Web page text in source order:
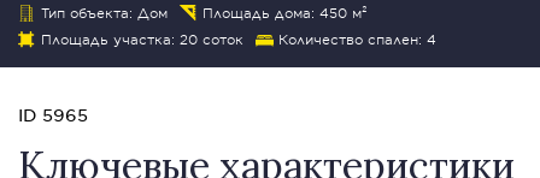
Тип объекта: Дом
Площадь дома: 450 м²
Площадь участка: 20 соток
Количество спален: 4
ID 5965
Ключевые характеристики